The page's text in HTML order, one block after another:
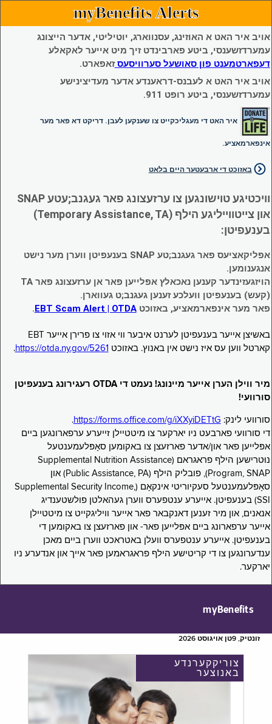
myBenefits Alerts
אויב איר האט א האוזינג, עסנווארג, יוטיליטי, אדער הייצונג
עמערדזשענסי, ביטע פארבינדט זיך מיט אייער לאקאלע
דעפארטמענט פון סאושעל סערוויסעסזאפארט.
אויב איר האט א לעבנס-דראענדע אדער מעדיצינישע
עמערדזשענסי, ביטע רופט 911.
איר האט די מעגליכקייט צו שענקען לעבן. דריקט דא פאר מער
אינפארמאציע.
באזוכט די ארבעטער היים בלאט
וויכטיגע טוישונגען צו ערזעצונג פאר געגנב;עטע SNAP
און צייטווייליגע הילף (Temporary Assistance, TA)
בענעפיטן:
אפליקאציעס פאר געגנב;טע SNAP בענעפיטן ווערן מער נישט
אנגענומען.
הויזגעזינדער קענען נאכאלץ אפּלייען פאר אן ערזעצונג פאר TA
(קעש) בענעפיטן וועלכע זענען געגנב;ט געווארן.
פאר מער אינפארמאציע, באזוכטEBT Scam Alert | OTDA
.
באשיצן אייער בענעפיטן לערנט איבער ווי אזוי צו פרירן אייער EBT
קארטל ווען עס איז נישט אין באנוץ. באזוכט https://otda.ny.gov/5261
.
מיר ווילן הערן אייער מיינונג! נעמט די OTDA רעגירונג בענעפיטן
סורוועי!
סורוועי לינק: https://forms.office.com/g/iXXyiDETtG
.
די סורוועי פארבעט ניו יארקער צו מיטטיילן זייערע ערפארונגען ביים
אפּלייען פאר און/אדער פארזעצן צו באקומען סאָפּלעמענטעל
נוּטרישען הילף פראגראם (Supplemental Nutrition Assistance
Program, SNAP), פובליק הילף (Public Assistance, PA) און
סאָפּלעמענטעל סעקיוריטי אינקאָם (Supplemental Security Income,
SSI) בענעפיטן. אייערע ענטפערס ווערן געהאלטן פולשטענדיג
אנאנים, און מיר זענען דאנקבאר פאר אייער וויליגקייט צו מיטטיילן
אייער ערפארונג ביים אפּלייען פאר- און פארזעצן צו באקומען די
בענעפיטן. אייערע ענטפערס וועלן באטראכט ווערן ביים מאכן
ענדערונגען צו די קריטישע הילף פראגראמען פאר אייך און אנדערע ניו
יארקער.
myBenefits
זונטיק, 9טן אויגוסט 2026
צוריקקערנדע
באנוצער